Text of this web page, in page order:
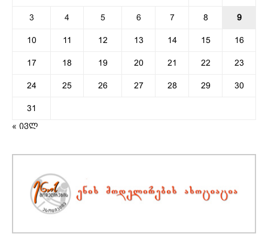
3 4 5 6 7 8 9
10 11 12 13 14 15 16
17 18 19 20 21 22 23
24 25 26 27 28 29 30
31
« ივლ